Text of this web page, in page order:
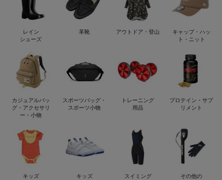
レイン
シューズ
革靴 アウトドア・登山
キャップ・ハッ
ト・ニット
カジュアルバッ
グ・アクセサリ
ー・小物
スポーツバッグ・
スポーツ小物
トレーニング
用品
プロテイン・サプ
リメント
キッズ
キッズ
スイミング
その他の